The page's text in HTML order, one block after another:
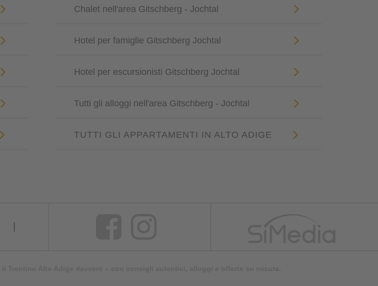
Chalet nell'area Gitschberg - Jochtal
Hotel per famiglie Gitschberg Jochtal
Hotel per escursionisti Gitschberg Jochtal
Tutti gli alloggi nell'area Gitschberg - Jochtal
TUTTI GLI APPARTAMENTI IN ALTO ADIGE